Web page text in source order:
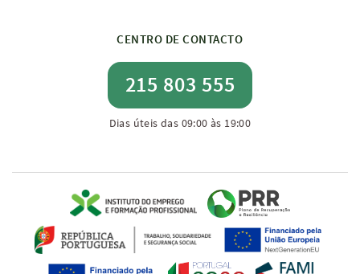
CENTRO DE CONTACTO
215 803 555
Dias úteis das 09:00 às 19:00